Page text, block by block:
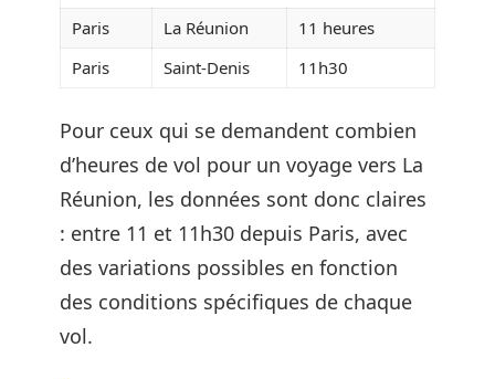
Paris
La Réunion
11 heures
Paris
Saint-Denis 11h30
Pour ceux qui se demandent combien
d’heures de vol pour un voyage vers La
Réunion, les données sont donc claires
: entre 11 et 11h30 depuis Paris, avec
des variations possibles en fonction
des conditions spécifiques de chaque
vol.